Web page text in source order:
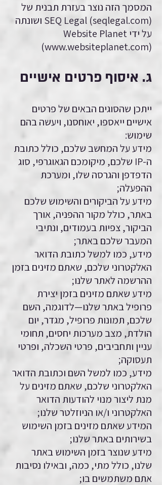
המסמך הזה נוצר בעזרת תבנית של
SEQ Legal (seqlegal.com) ושונתה
על ידי Website Planet
(www.websiteplanet.com)
ג. איסוף פרטים אישיים
ייתכן שהסוגים הבאים של פרטים
אישיים ייאספו, יאוחסנו, ויעשה בהם
שימוש:
מידע על המחשב שלכם, כולל כתובת
ה-IP שלכם, מיקומכם הגאוגרפי, סוג
הדפדפן והגרסה שלו, ומערכת
ההפעלה;
מידע על הביקורים והשימוש שלכם
באתר, כולל מקור ההפניה, אורך
הביקור, צפיות בעמודים, ונתיבי
המעבר שלכם באתר;
מידע, כמו למשל כתובת הדואר
האלקטרוני שלכם, שאתם מזינים בזמן
ההרשמה לאתר שלנו;
מידע שאתם מזינים בזמן יצירת
פרופיל באתר שלנו—לדוגמה, השם
שלכם, תמונות פרופיל, מגדר, יום
הולדת, מצב מערכות יחסים, תחומי
עניין ותחביבים, פרטי השכלה, ופרטי
תעסוקה;
מידע, כמו למשל השם וכתובת הדואר
האלקטרוני שלכם, שאתם מזינים על
מנת ליצור מנוי להודעות הדואר
האלקטרוני ו/או הניוזלטר שלנו;
המידע שאתם מזינים בזמן השימוש
בשירותים באתר שלנו;
מידע שנוצר בזמן השימוש באתר
שלנו, כולל מתי, כמה, ובאילו נסיבות
אתם משתמשים בו;